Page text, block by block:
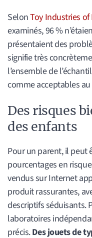
SelonToy Industries of
examinés, 96 %
présentaient des
signifie très
l’ensemble de
comme acceptables
Des risques
des enfants
Pour un parent, il peut
pourcentages en
vendus sur Internet
produit rassurantes,
descriptifs séduisants.
laboratoires
précis.Des jouets de